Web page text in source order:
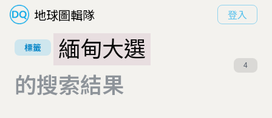
地球圖輯隊 登入
標籤
緬甸大選
的搜索結果
4